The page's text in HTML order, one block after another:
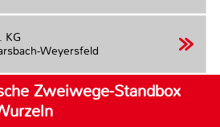
KG
Weyersfeld
Zweiwege-Standbox